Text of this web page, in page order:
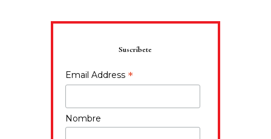
Suscríbete
Email Address *
Nombre